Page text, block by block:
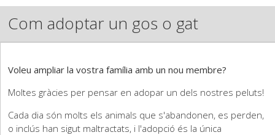
Com adoptar un gos o gat
Voleu ampliar la vostra família amb un nou membre?
Moltes gràcies per pensar en adopar un dels nostres peluts!
Cada dia són molts els animals que s'abandonen, es perden,
o inclús han sigut maltractats, i l'adopció és la única